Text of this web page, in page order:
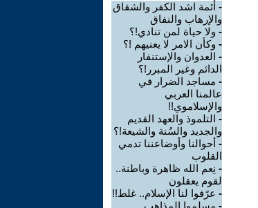
- أئمة اشد الكفر والشقاق
والإرهاب والنفاق
- ولا حياة لمن تنادي!؟
- وكأن الامر لا يعنيهم !؟
- العدوان والإستنفار
الدائم وغير المبرر!؟
- مساجد الضرار في
عالمنا العربي
والإسلاموي!!
- التلموذ والعهد القديم
والجديد والسُنة والشيعة!؟
- أحوالنا وأوضاعننا تدمي
القلوب
- نِعم الله ظاهرة وباطنة..
لقوم يعقلون
- عرًفوا لنا الإسلام.. غلط!!
- مسلموا المذاهب